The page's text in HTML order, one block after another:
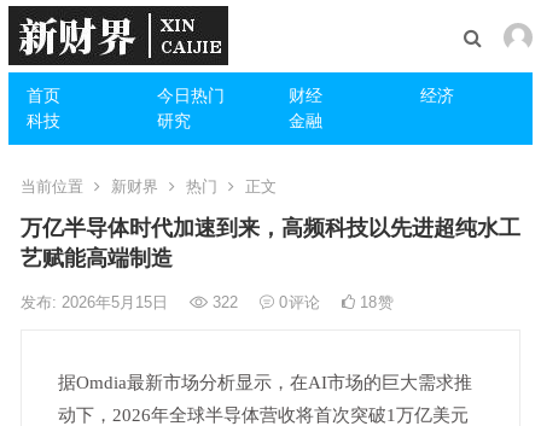
首页 今日热门 财经
经济
科技
研究 金融
当前位置 新财界 热门 正文
万亿半导体时代加速到来，高频科技以先进超纯水工
艺赋能高端制造
发布: 2026年5月15日 322 0评论 18赞
据Omdia最新市场分析显示，在AI市场的巨大需求推
动下，2026年全球半导体营收将首次突破1万亿美元